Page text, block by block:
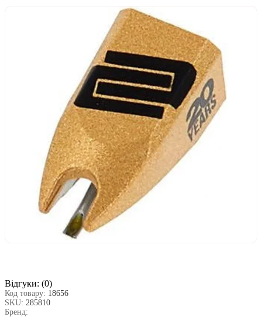
Відгуки: (0)
Код товару: 18656
SKU: 285810
Бренд: